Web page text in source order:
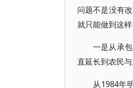
问题不是没有
就只能做到这
一是从承
直延长到农民与
从1984年